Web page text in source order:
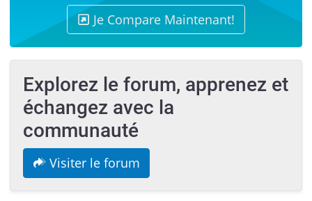
Je Compare Maintenant!
Explorez le forum, apprenez et
échangez avec la
communauté
Visiter le forum